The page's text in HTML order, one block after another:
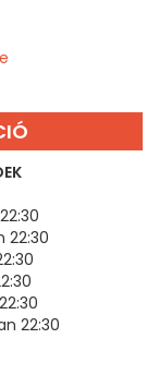
22:30
22:30